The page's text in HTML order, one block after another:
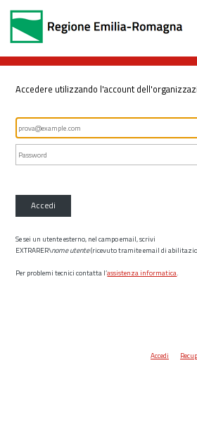
Accedere utilizzando l'account
Accedi
Se sei un utente esterno, nel campo email, scrivi
EXTRARER\nome utente(ricevuto tramite email di
Per problemi tecnici contatta l’assistenza informatica.
Accedi